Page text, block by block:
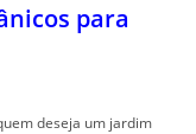
para
deseja um jardim